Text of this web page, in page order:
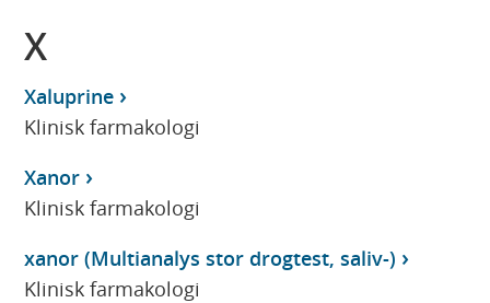
X
Xaluprine
Klinisk farmakologi
Xanor
Klinisk farmakologi
xanor (Multianalys stor drogtest, saliv-)
Klinisk farmakologi